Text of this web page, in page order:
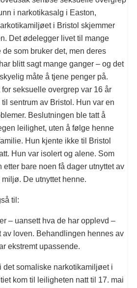
i narkotikasalg i Easton,
i Bristol skjemmer
Det ødelegger livet til mange
de som bruker det, men deres
blitt sagt mange ganger – og det
måte å tjene penger på.
for seksuelle overgrep var 16 år
sentrum av Bristol. Hun var en
Beslutningen ble tatt å
leilighet, uten å følge henne
Hun kjente ikke til Bristol
Hun var isolert og alene. Som
etter bare noen få dager utnyttet av
De utnyttet henne.
til:
– uansett hva de har opplevd –
av loven. Behandlingen hennes av
ekstremt upassende.
det somaliske narkotikamiljøet i
kom til leiligheten natt til 17. mai